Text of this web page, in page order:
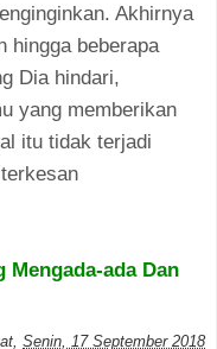
Akhirnya
hingga beberapa
Dia hindari,
yang memberikan
itu tidak terjadi
Mengada-ada Dan
, Senin, 17 September 2018